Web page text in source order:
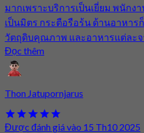
มากเพราะบริการเป็นเยี่ยม พนัก
เป็นมิตร กระตือรือร้น ด้านอาหาร
วัตถุดิบคุณภาพ และอาหารแต่ละจ
Đọc thêm
Thon Jatupornjarus
Được đánh giá vào 15 Th10 2025